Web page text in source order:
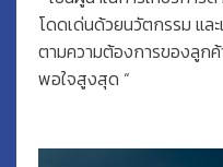
โดดเด่นด้วยนวัตกรรม แล
ตามความต้องการของลูก
พอใจสูงสุด “